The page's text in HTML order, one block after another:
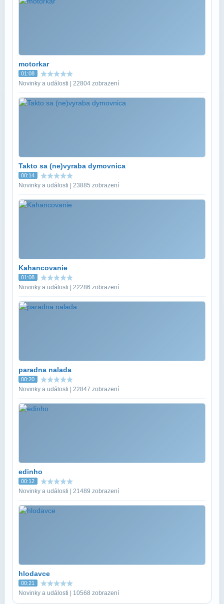
motorkar
01:08
Novinky a události | 22804 zobrazení
Takto sa (ne)vyraba dymovnica
00:14
Novinky a události | 23885 zobrazení
Kahancovanie
01:08
Novinky a události | 22286 zobrazení
paradna nalada
00:20
Novinky a události | 22847 zobrazení
edinho
00:12
Novinky a události | 21489 zobrazení
hlodavce
00:21
Novinky a události | 10568 zobrazení